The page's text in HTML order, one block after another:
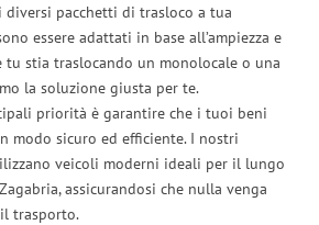
diversi pacchetti di trasloco a tua
essere adattati in base all’ampiezza e
tu stia traslocando un monolocale o una
la soluzione giusta per te.
priorità è garantire che i tuoi beni
modo sicuro ed efficiente. I nostri
veicoli moderni ideali per il lungo
assicurandosi che nulla venga
trasporto.